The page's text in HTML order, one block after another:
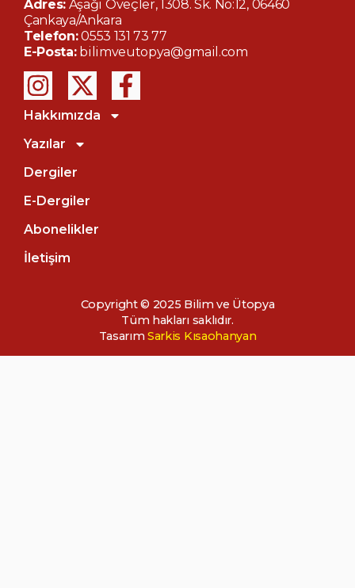
Adres: Aşağı Öveçler, 1308. Sk. No:12, 06460
Çankaya/Ankara
Telefon:0553 131 73 77
E-Posta: bilimveutopya@gmail.com
Hakkımızda
Yazılar
Dergiler
E-Dergiler
Abonelikler
İletişim
Copyright © 2025 Bilim ve Ütopya
Tüm hakları saklıdır.
TasarımSarkis Kısaohanyan